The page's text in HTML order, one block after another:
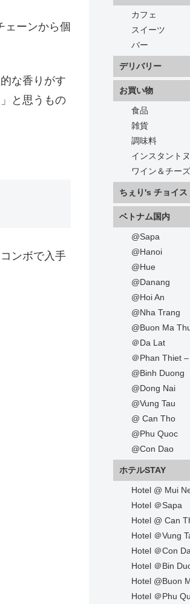
ェーンから個
な香りがす
と思うもの
ンボで入手
カフェ
スイーツ
バー
デリバリー
お買い物
食品
雑貨
調味料
インスタント
ワイン＆チーズ
ちぇり's チョイス
ベトナム国内
@Sapa
@Hanoi
@Hue
@Danang
@Hoi An
@Nha Trang
@Buon Ma
＠Da Lat
＠Phan Thiet
@Binh Duong
@Dong Nai
@Vung Tau
@ Can Tho
@Phu Quoc
@Con Dao
ホテルSTAY
Hotel @ Mui
Hotel ＠Sapa
Hotel @ Can
Hotel ＠Vung
Hotel ＠Con
Hotel ＠Bin
Hotel @Buon
Hotel ＠Phu